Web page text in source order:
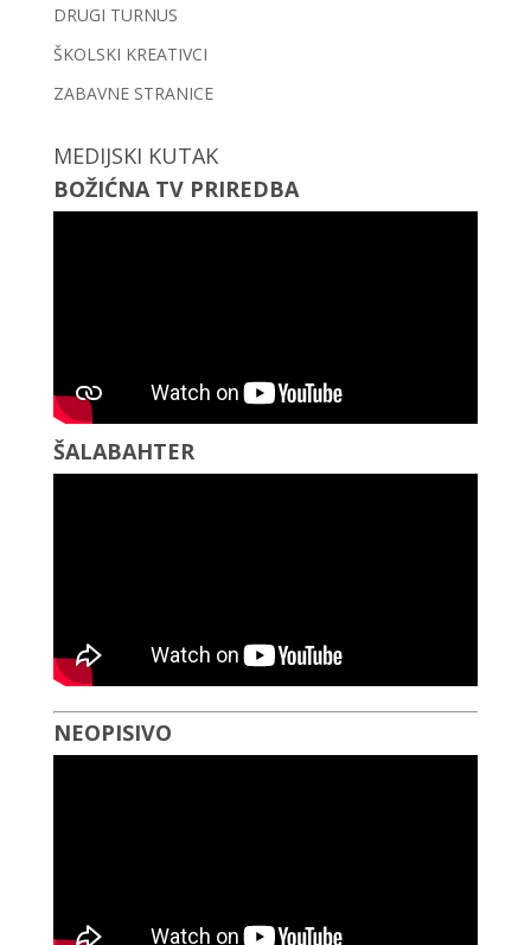
DRUGI TURNUS
ŠKOLSKI KREATIVCI
ZABAVNE STRANICE
MEDIJSKI KUTAK
BOŽIĆNA TV PRIREDBA
ŠALABAHTER
NEOPISIVO